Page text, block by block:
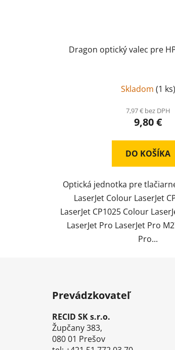
Dragon optický valec pre
Skladom (1 ks)
7,97 € bez DPH
9,80 €
DO KOŠÍKA
Optická jednotka pre
LaserJet Colour LaserJet
LaserJet CP1025 Colour
LaserJet Pro LaserJet Pro
Pro...
Prevádzkovateľ
RECID SK s.r.o.
Župčany 383,
080 01 Prešov